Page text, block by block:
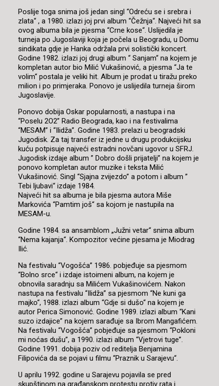
Poslije toga snima još jedan singl “Odreću se i srebra i
zlata“ , a 1980. izlazi joj prvi album “Čežnja“. Najveći hit sa
ovog albuma bila je pjesma “Crne kose“. Uslijedila je
turneja po Jugoslaviji koja je počela u Beogradu, u Domu
sindikata gdje je Hanka održala prvi solistički koncert.
Godine 1982. izlazi joj drugi album “ Sanjam“ na kojem je
kompletan autor bio Milić Vukašinović, a pjesma “Ja te
volim“ postala je veliki hit. Album je prodat u tiražu preko
milion i po primjeraka. Ponovo je uslijedila turneja širom
Jugoslavije.
Ponovo dobija Oskar popularnosti, a nastupa i na
“Poselu 2O2” Radio Beograda, kao i na festivalima
“MESAM” i “Ilidža”. Godine 1983. prelazi u beogradski
Jugodisk. Za taj transfer iz jedne u drugu produkcijsku
kuću potpisuje najveći estradni novčani ugovor u SFRJ.
Jugodisk izdaje album ” Dobro došli prijatelji” na kojem je
ponovo kompletan autor muzike i teksta Milić
Vukašinović. Singl “Sjajna zvijezdo” a potom i album ”
Tebi ljubavi“ izdaje 1984.
Najveći hit sa albuma je bila pjesma autora Miše
Markovića “Pamtim još“ sa kojom je nastupila na
MESAM-u.
Godine 1984. sa ansamblom „Južni vetar“ snima album
“Nema kajanja“. Kompozitor većine pjesama je Miodrag
Ilić.
Na festivalu “Vogošća” 1986. pobjeđuje sa pjesmom
“Bolno srce“ i izdaje istoimeni album, na kojem je
obnovila saradnju sa Milićem Vukašinovićem. Nakon
nastupa na festivalu “Ilidža” sa pjesmom “Ne kuni ga
majko“, 1988. izlazi album “Gdje si dušo“ na kojem je
autor Perica Simonović. Godine 1989. izlazi album “Kani
suzo izdajice” na kojem sarađuje sa Ibrom Mangafićem.
Na festivalu “Vogošća” pobjeđuje sa pjesmom “Pokloni
mi noćas dušu”, a 1990. izlazi album “Vjetrovi tuge”.
Godine 1991. dobija poziv od reditelja Benjamina
Filipovića da se pojavi u filmu “Praznik u Sarajevu“.
U aprilu 1992. godine u Sarajevu pojavila se pred
skupštinom na građanskom protestu protiv rata i